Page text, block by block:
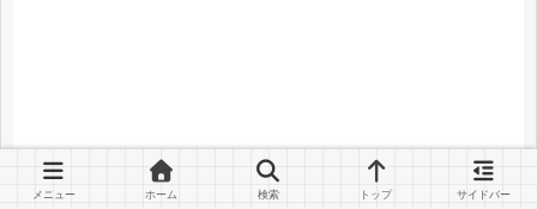
メニュー ホーム 検索 トップ サイドバー